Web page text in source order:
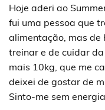
Hoje aderi ao
fui uma pessoa que
alimentação, mas de
treinar e de cuidar
mais 10kg, que me
deixei de gostar de
Sinto-me sem